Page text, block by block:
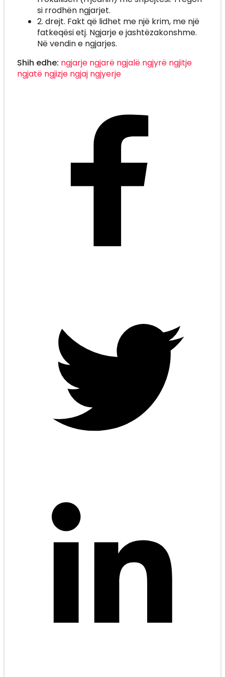
si rrodhën ngjarjet.
2. drejt. Fakt që lidhet me një krim, me një
fatkeqësi etj. Ngjarje e jashtëzakonshme.
Në vendin e ngjarjes.
Shih edhe: ngjarje ngjarë ngjalë ngjyrë ngjitje
ngjatë ngjizje ngjaj ngjyerje